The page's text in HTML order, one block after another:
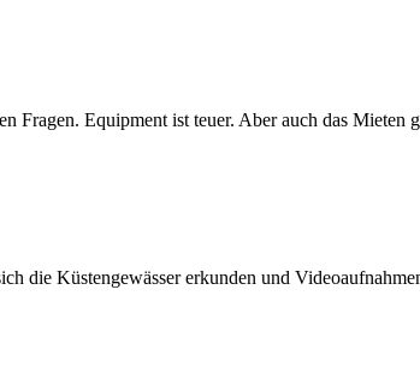
Equipment ist teuer. Aber auch das Mieten
die Küstengewässer erkunden und